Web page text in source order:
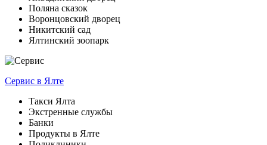
Поляна сказок
Воронцовский дворец
Никитский сад
Ялтинский зоопарк
Сервис в Ялте
Такси Ялта
Экстренные службы
Банки
Продукты в Ялте